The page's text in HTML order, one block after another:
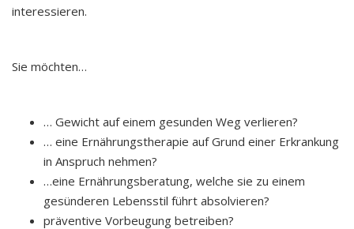
interessieren.
Sie möchten…
… Gewicht auf einem gesunden Weg verlieren?
… eine Ernährungstherapie auf Grund einer Erkrankung
in Anspruch nehmen?
…eine Ernährungsberatung, welche sie zu einem
gesünderen Lebensstil führt absolvieren?
präventive Vorbeugung betreiben?